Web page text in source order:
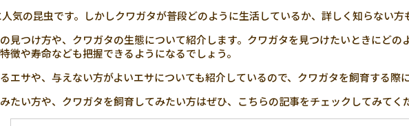
気の昆虫です。しかしクワガタが普段どのように生活しているか、詳しく知らない方
見つけ方や、クワガタの生態について紹介します。クワガタを見つけたいときにどの
徴や寿命なども把握できるようになるでしょう。
エサや、与えない方がよいエサについても紹介しているので、クワガタを飼育する際
たい方や、クワガタを飼育してみたい方はぜひ、こちらの記事をチェックしてみてく